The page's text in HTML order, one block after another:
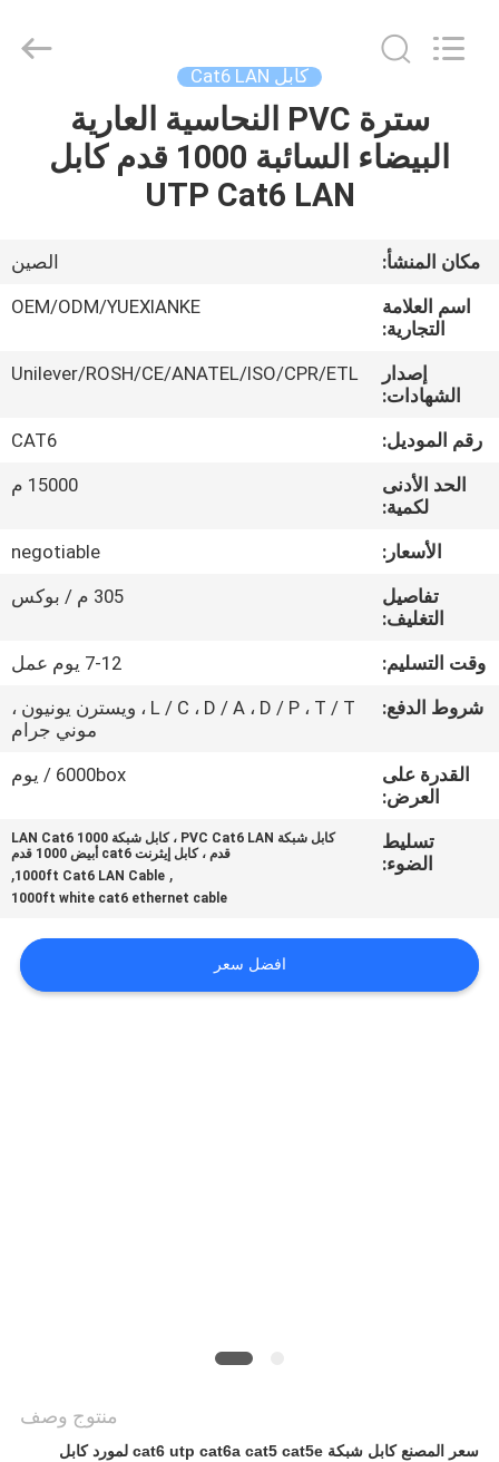
منزل،
أشرطة
فيديو
معلومات
عنا
المعمل
مراقبة
الجودة
اتصل
حالات
Industry
كابل Cat6 LAN
سترة PVC النحاسية العارية
البيضاء السائبة 1000 قدم كابل
UTP Cat6 LAN
مكان المنشأ:
الصين
اسم العلامة
التجارية:
OEM/ODM/YUEXIANKE
إصدار
الشهادات:
Unilever/ROSH/CE/ANATEL/ISO/CPR/ETL
رقم الموديل:
CAT6
الحد الأدنى
لكمية:
15000 م
الأسعار:
negotiable
تفاصيل
التغليف:
305 م / بوكس
وقت التسليم:
7-12 يوم عمل
شروط الدفع:
L / C ، D / A ، D / P ، T / T ، ويسترن يونيون ،
موني جرام
القدرة على
العرض:
6000box / يوم
تسليط
الضوء:
كابل شبكة PVC Cat6 LAN ، كابل شبكة LAN Cat6 1000
قدم ، كابل إيثرنت cat6 أبيض 1000 قدم
,
1000ft Cat6 LAN Cable
,
1000ft white cat6 ethernet cable
افضل سعر
منتوج وصف
سعر المصنع كابل شبكة cat6 utp cat6a cat5 cat5e لمورد كابل